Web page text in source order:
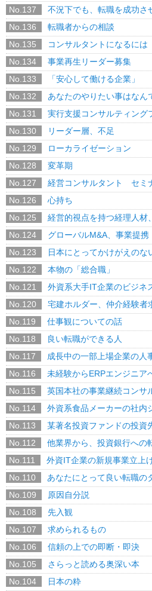
No.137
不況下でも、転職を成功さ
No.136
転職者からの相談
No.135
コンサルタントになるには
No.134
事業再生リーダー募集
No.133
「安心して働ける企業」
No.132
あなたのやりたい事はなん
No.131
実行支援コンサルティング
No.130
リーダー層、不足
No.129
ローカライゼーション
No.128
変革期
No.127
経営コンサルタント セミ
No.126
心持ち
No.125
経営的視点を持つ経理人材
No.124
グローバルM&A、事業提携
No.123
日本にとってかけがえのな
No.122
本物の「総合職」
No.121
外資系大手IT企業のビジネ
No.120
宅建ホルダー、仲介経験者
No.119
仕事観についての話
No.118
良い転職ができる人
No.117
成長中の一部上場企業の人
No.116
未経験からERPエンジニア
No.115
英国本社の事業継続コンサ
No.114
外資系食品メーカーの社内
No.113
某著名投資ファンドの投資
No.112
他業界から、投資銀行への
No.111
外資IT企業の新規事業立上
No.110
あなたにとって良い転職の
No.109
原因自分説
No.108
先入観
No.107
求められるもの
No.106
信頼の上での即断・即決
No.105
さらっと読める奥深い本
No.104
日本の粋